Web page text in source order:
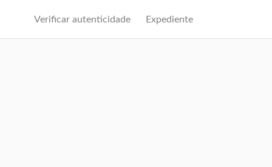
Verificar autenticidade Expediente